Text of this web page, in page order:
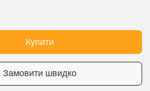
Купити
Замовити швидко